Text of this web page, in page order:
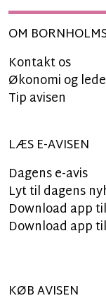
OM
Kontakt os
Økonomi og
Tip avisen
LÆS E-AVISEN
Dagens e-avis
Lyt til dagens
Download app
Download app
KØB AVISEN